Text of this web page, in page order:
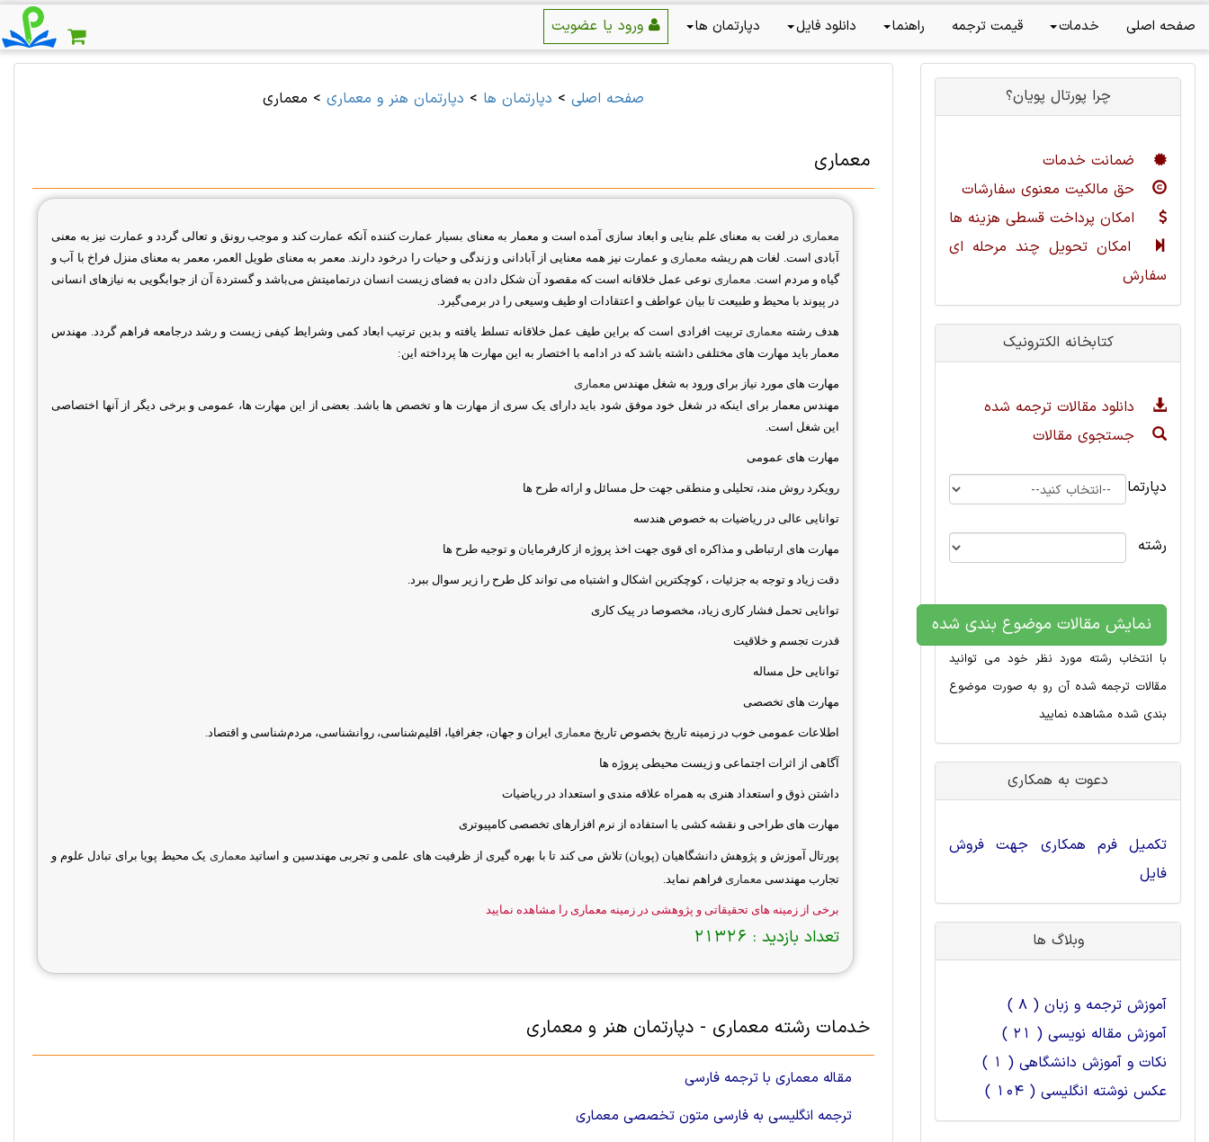
صفحه اصلی خدمات قیمت ترجمه راهنما دانلود فایل دپارتمان ها
صفحه اصلی > دپارتمان ها > دپارتمان هنر و معماری > معماری
معماری
معماریدر لغت به معنای علم بنایی و ابعاد سازی آمده است و معمار به معنای بسیار عمارت كننده آنكه عمارت كند و موجب رونق و تعالی گردد و عمارت نیز به معنی
آبادی است. لغات هم ریشه معماریو عمارت نیز همه معنایی از آبادانی و زندگی و حیات را درخود دارند. معمر به معنای طویل العمر، معمر به معنای منزل فراخ با آب و
گیاه و مردم است. معمارینوعی عمل خلاقانه است كه مقصود آن شكل دادن به فضای زیست انسان درتمامیتش میباشد و گستردة آن از جوابگویی به نیازهای انسانی
در پیوند با محیط و طبیعت تا بیان عواطف و اعتقادات او طیف وسیعی را در برمیگیرد.
هدف رشته معماریتربیت افرادی است كه براین طیف عمل خلاقانه تسلط یافته و بدین ترتیب ابعاد كمی وشرایط كیفی زیست و رشد درجامعه فراهم گردد. مهندس
معمار باید مهارت های مختلفی داشته باشد که در ادامه با اختصار به این مهارت ها پرداخته این:
مهارت های مورد نیاز برای ورود به شغل مهندس معماری
مهندس معمار برای اینکه در شغل خود موفق شود باید دارای یک سری از مهارت ها و تخصص ها باشد. بعضی از این مهارت ها، عمومی و برخی دیگر از آنها اختصاصی
این شغل است.
مهارت های عمومی
رویکرد روش مند، تحلیلی و منطقی جهت حل مسائل و ارائه طرح ها
توانایی عالی در ریاضیات به خصوص هندسه
مهارت های ارتباطی و مذاکره ای قوی جهت اخذ پروژه از کارفرمایان و توجیه طرح ها
دقت زیاد و توجه به جزئیات ، کوچکترین اشکال و اشتباه می تواند کل طرح را زیر سوال ببرد.
توانایی تحمل فشار کاری زیاد، مخصوصا در پیک کاری
قدرت تجسم و خلاقیت
توانایی حل مساله
مهارت های تخصصی
اطلاعات عمومی خوب در زمینه تاریخ بخصوص تاریخ معماریایران و جهان، جغرافیا، اقلیم‌شناسی، روانشناسی، مردم‌شناسی و اقتصاد.
آگاهی از اثرات اجتماعی و زیست محیطی پروژه ها
داشتن ذوق و استعداد هنری به همراه علاقه مندی و استعداد در ریاضیات
مهارت های طراحی و نقشه کشی با استفاده از نرم افزارهای تخصصی کامپیوتری
پورتال آموزش و پژوهش دانشگاهیان (پویان) تلاش می کند تا با بهره گیری از ظرفیت های علمی و تجربی مهندسین و اساتید معماری یک محیط پویا برای تبادل علوم و
تجارب مهندسی معماریفراهم نماید.
برخی از زمینه های تحقیقاتی و پژوهشی در زمینه معماری را مشاهده نمایید
تعداد بازدید : 21326
خدمات رشته معماری - دپارتمان هنر و معماری
مقاله معماری با ترجمه فارسی
ترجمه انگلیسی به فارسی متون تخصصی معماری
چرا پورتال پویان؟
ضمانت خدمات
حق مالکیت معنوی سفارشات
امکان پرداخت قسطی هزینه ها
امکان تحویل چند مرحله ای
سفارش
کتابخانه الکترونیک
دانلود مقالات ترجمه شده
جستجوی مقالات
دپارتمان
رشته
نمایش مقالات موضوع بندی شده
با انتخاب رشته مورد نظر خود می توانید
مقالات ترجمه شده آن رو به صورت موضوع
بندی شده مشاهده نمایید
دعوت به همکاری
تکمیل فرم همکاری جهت فروش
فایل
وبلاگ ها
آموزش ترجمه و زبان ( 8 )
آموزش مقاله نویسی ( 21 )
نکات و آموزش دانشگاهی ( 1 )
عکس نوشته انگلیسی ( 104 )